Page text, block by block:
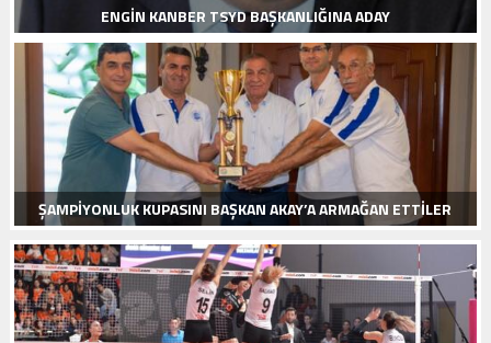
ENGİN KANBER TSYD BAŞKANLIĞINA ADAY
ŞAMPİYONLUK KUPASINI BAŞKAN AKAY’A ARMAĞAN ETTİLER